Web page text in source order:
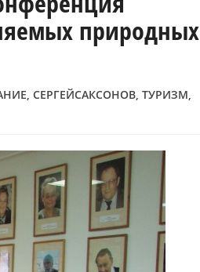
природных
, СЕРГЕЙСАКСОНОВ, ТУРИЗМ,